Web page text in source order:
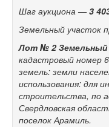
Шаг аукциона —3
Земельный участок
Лот № 2
кадастровый номер
земель: земли
использования: для
строительства, по
Свердловская
поселок Арамиль.